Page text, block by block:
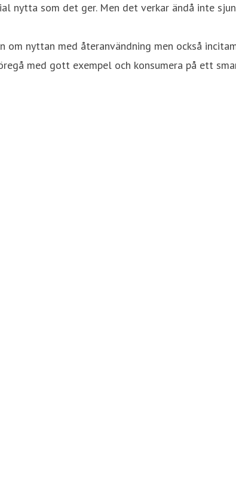
nytta som det ger. Men det verkar ändå inte
om nyttan med återanvändning men också
med gott exempel och konsumera på ett